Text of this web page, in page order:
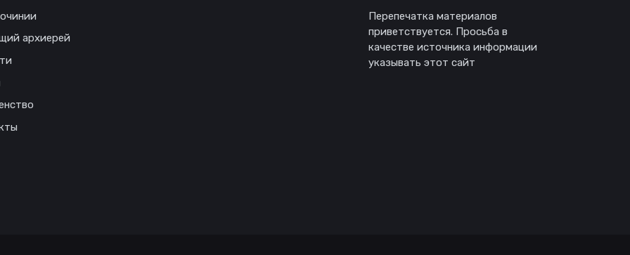
архиерей
Перепечатка материалов
приветствуется. Просьба в
качестве источника информации
указывать этот сайт